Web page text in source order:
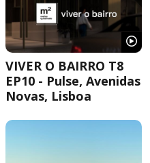
VIVER O BAIRRO T8
EP10 - Pulse, Avenidas
Novas, Lisboa